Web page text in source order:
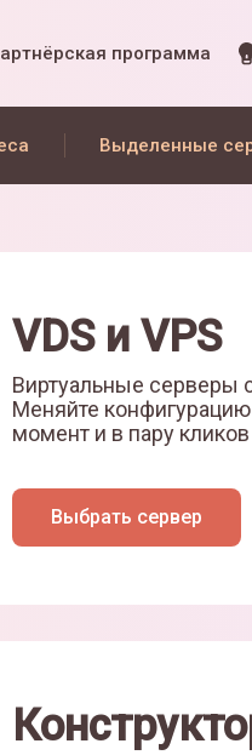
программа
Выделенные
VDS и VPS
Виртуальные серверы
Меняйте
момент и в пару кликов
Выбрать сервер